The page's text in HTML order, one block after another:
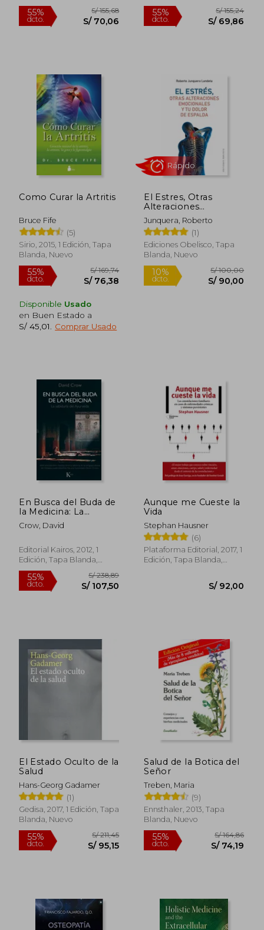
55%
dcto.
S/ 155,68
S/ 70,06
Como Curar la Artritis
Bruce Fife
(5)
Sirio, 2015, 1 Edición, Tapa
Blanda, Nuevo
Disponible Usado
en Buen Estado a
S/ 45,01
Comprar Usado
El Estres, Otras
Alteraciones
Emocionales y tu
Dolor de Espalda
Junquera, Roberto
(1)
Ediciones Obelisco, Tapa
Blanda, Nuevo
En Busca del Buda de
la Medicina: La
Sabiduría del
Ayurveda
Crow, David
Editorial Kairos, 2012, 1
Edición, Tapa Blanda,
Nuevo
Aunque me Cueste la
Vida
Stephan Hausner
(6)
Plataforma Editorial, 2017, 1
Edición, Tapa Blanda,
El Estado Oculto de la
Salud
Hans-Georg Gadamer
(1)
Gedisa, 2017, 1 Edición, Tapa
Blanda, Nuevo
Salud de la Botica del
Señor
Treben, Maria
(9)
Ennsthaler, 2013, Tapa
Blanda, Nuevo